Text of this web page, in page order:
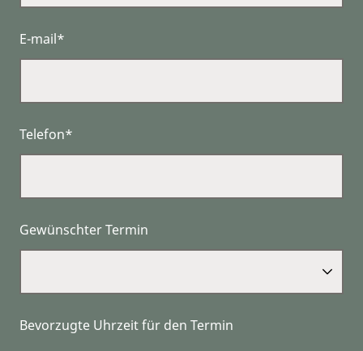
E-mail*
Telefon*
Gewünschter Termin
Bevorzugte Uhrzeit für den Termin